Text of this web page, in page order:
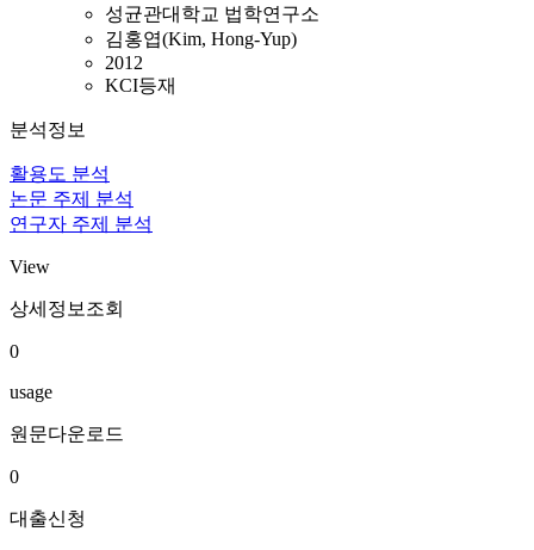
성균관대학교 법학연구소
김홍엽(Kim, Hong-Yup)
2012
KCI등재
분석정보
활용도 분석
논문 주제 분석
연구자 주제 분석
View
상세정보조회
0
usage
원문다운로드
0
대출신청